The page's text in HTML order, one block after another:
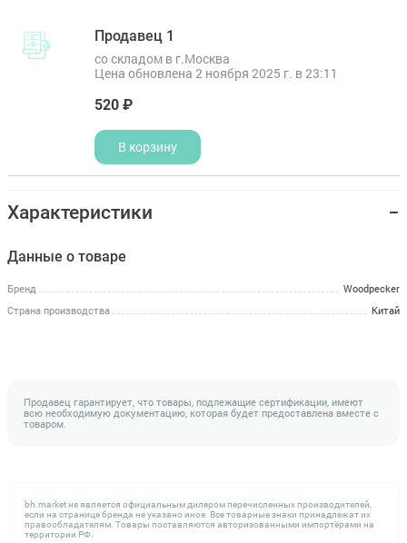
Продавец 1
со складом в г.Москва
Цена обновлена 2 ноября 2025 г. в 23:11
520 ₽
В корзину
Характеристики
Данные о товаре
Бренд
Woodpecker
Страна производства
Китай
Продавец гарантирует, что товары, подлежащие сертификации, имеют
всю необходимую документацию, которая будет предоставлена вместе с
товаром.
bh.market не является официальным дилером перечисленных производителей,
если на странице бренда не указано иное. Все товарные знаки принадлежат их
правообладателям. Товары поставляются авторизованными импортёрами на
территории РФ.